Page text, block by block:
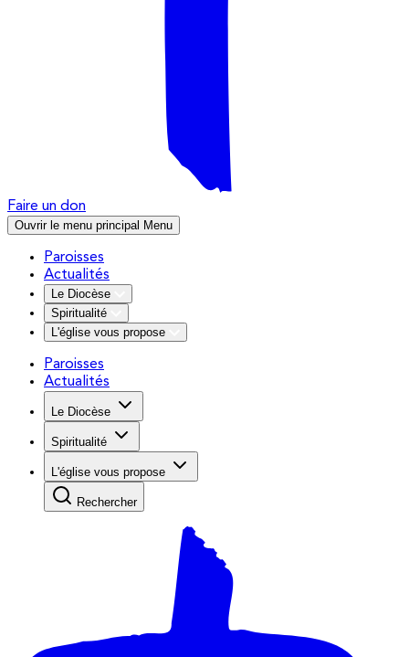
Faire un don
Ouvrir le menu principal Menu
Paroisses
Actualités
Le Diocèse
Spiritualité
L'église vous propose
Paroisses
Actualités
Le Diocèse
Spiritualité
L'église vous propose
Rechercher